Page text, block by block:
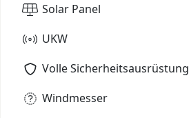
Solar Panel
UKW
Volle Sicherheitsausrüstung
Windmesser